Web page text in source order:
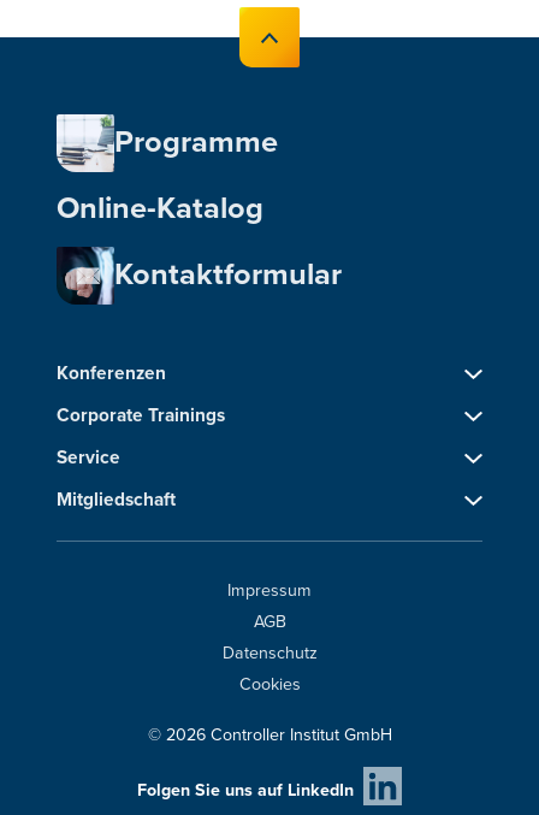
Programme
Online-Katalog
Kontaktformular
Konferenzen
Corporate Trainings
Service
Mitgliedschaft
Impressum
AGB
Datenschutz
Cookies
© 2026 Controller Institut GmbH
Folgen Sie uns auf LinkedIn